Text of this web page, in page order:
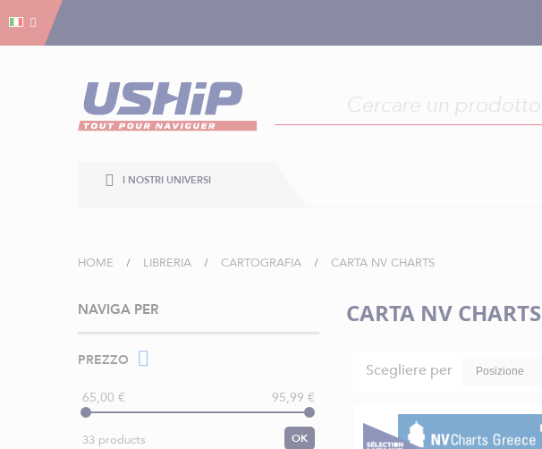
I NOSTRI UNIVERSI
HOME LIBRERIA CARTOGRAFIA CARTA NV CHARTS
CARTA NV CHARTS
Scegliere per
NAVIGA PER
PREZZO
65,00 € 95,99 €
33 products OK
Gestion dei cookies
Gestion dei cookies